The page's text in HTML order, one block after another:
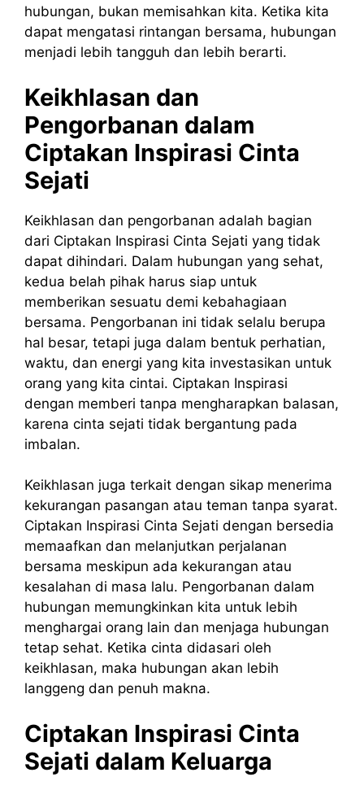
hubungan, bukan memisahkan kita. Ketika kita
dapat mengatasi rintangan bersama, hubungan
menjadi lebih tangguh dan lebih berarti.
Keikhlasan dan
Pengorbanan dalam
Ciptakan Inspirasi Cinta
Sejati
Keikhlasan dan pengorbanan adalah bagian
dari Ciptakan Inspirasi Cinta Sejati yang tidak
dapat dihindari. Dalam hubungan yang sehat,
kedua belah pihak harus siap untuk
memberikan sesuatu demi kebahagiaan
bersama. Pengorbanan ini tidak selalu berupa
hal besar, tetapi juga dalam bentuk perhatian,
waktu, dan energi yang kita investasikan untuk
orang yang kita cintai. Ciptakan Inspirasi
dengan memberi tanpa mengharapkan balasan,
karena cinta sejati tidak bergantung pada
imbalan.
Keikhlasan juga terkait dengan sikap menerima
kekurangan pasangan atau teman tanpa syarat.
Ciptakan Inspirasi Cinta Sejati dengan bersedia
memaafkan dan melanjutkan perjalanan
bersama meskipun ada kekurangan atau
kesalahan di masa lalu. Pengorbanan dalam
hubungan memungkinkan kita untuk lebih
menghargai orang lain dan menjaga hubungan
tetap sehat. Ketika cinta didasari oleh
keikhlasan, maka hubungan akan lebih
langgeng dan penuh makna.
Ciptakan Inspirasi Cinta
Sejati dalam Keluarga